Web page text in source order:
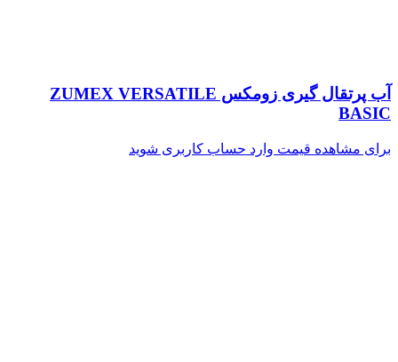
آب پرتقال گیری زومکس ZUMEX VERSATILE
BASIC
برای مشاهده قیمت وارد حساب کاربری شوید